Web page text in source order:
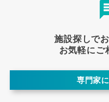
施設探しで
お気軽にご
専門家